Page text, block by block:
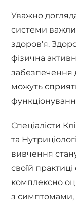
Уважно
системи
здоров’я.
фізична
забезпечення
можуть
Спеціалісти
та
вивчення
своїй
комплексно
з